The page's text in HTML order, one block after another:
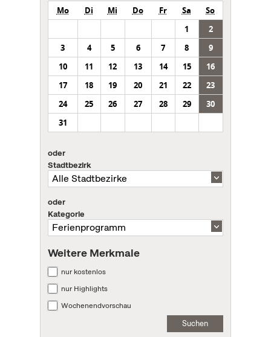
Mo Di Mi Do Fr Sa
So
1
2
3
4 5 6 7 8
9
10
11 12 13 14 15
16
17
18 19 20 21 22
23
24
25 26 27 28 29
30
31
oder
Stadtbezirk
oder
Kategorie
Weitere Merkmale
nur kostenlos
nur Highlights
Wochenendvorschau
Suchen